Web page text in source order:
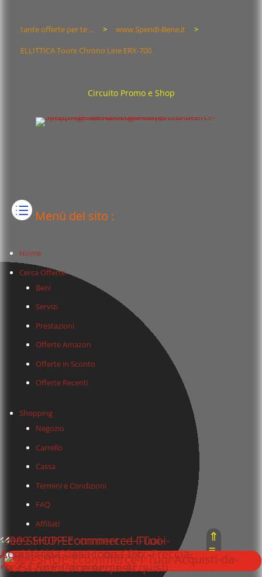
tante offerte per te ... > www.Spendi-Bene.it
>
ELLITTICA Toorx Chrono Line ERX-700
Circuito Promo e Shop
Menù del sito :
Home
Cerca Offerte
Beni
Servizi
Prestazioni
Offerte Amazon
Offerte in Sconto
Offerte Recenti
Shopping
Negozio
Carrello
Cassa
Termini e Condizioni
FAQ
Affiliati
Contattaci
⇑
≡
⇓